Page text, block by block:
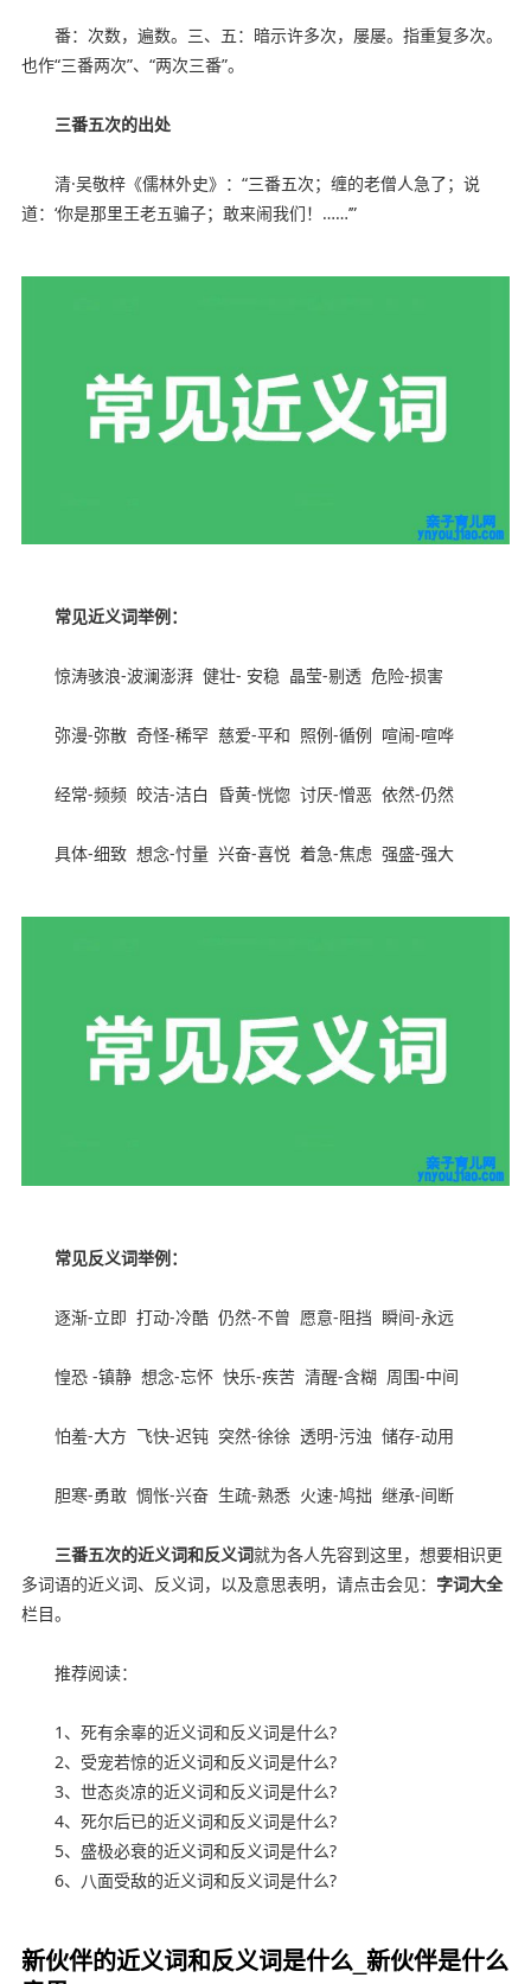
番：次数，遍数。三、五：暗示许多次，屡屡。指重复多次。
也作“三番两次”、“两次三番”。
三番五次的出处
清·吴敬梓《儒林外史》：“三番五次；缠的老僧人急了；说
道：‘你是那里王老五骗子；敢来闹我们！……’”
常见近义词举例：
惊涛骇浪-波澜澎湃 健壮- 安稳 晶莹-剔透 危险-损害
弥漫-弥散 奇怪-稀罕 慈爱-平和 照例-循例 喧闹-喧哗
经常-频频 皎洁-洁白 昏黄-恍惚 讨厌-憎恶 依然-仍然
具体-细致 想念-忖量 兴奋-喜悦 着急-焦虑 强盛-强大
常见反义词举例：
逐渐-立即 打动-冷酷 仍然-不曾 愿意-阻挡 瞬间-永远
惶恐 -镇静 想念-忘怀 快乐-疾苦 清醒-含糊 周围-中间
怕羞-大方 飞快-迟钝 突然-徐徐 透明-污浊 储存-动用
胆寒-勇敢 惆怅-兴奋 生疏-熟悉 火速-鸠拙 继承-间断
三番五次的近义词和反义词就为各人先容到这里，想要相识更
多词语的近义词、反义词，以及意思表明，请点击会见： 字词大全
栏目。
推荐阅读：
1、死有余辜的近义词和反义词是什么?
2、受宠若惊的近义词和反义词是什么?
3、世态炎凉的近义词和反义词是什么?
4、死尔后已的近义词和反义词是什么?
5、盛极必衰的近义词和反义词是什么?
6、八面受敌的近义词和反义词是什么?
新伙伴的近义词和反义词是什么_新伙伴是什么